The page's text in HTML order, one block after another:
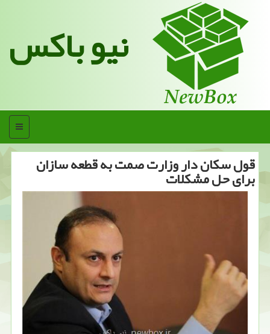
نیو باکس
منو
قول سكان دار وزارت صمت به قطعه سازان
برای حل مشكلات